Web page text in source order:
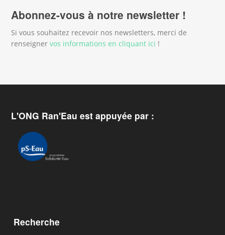
Abonnez-vous à notre newsletter !
Si vous souhaitez recevoir nos newsletters, merci de
renseignervos informations en cliquant ici !
L'ONG Ran'Eau est appuyée par :
Recherche